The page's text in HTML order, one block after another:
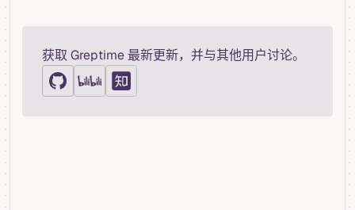
获取 Greptime 最新更新，并与其他用户讨论。